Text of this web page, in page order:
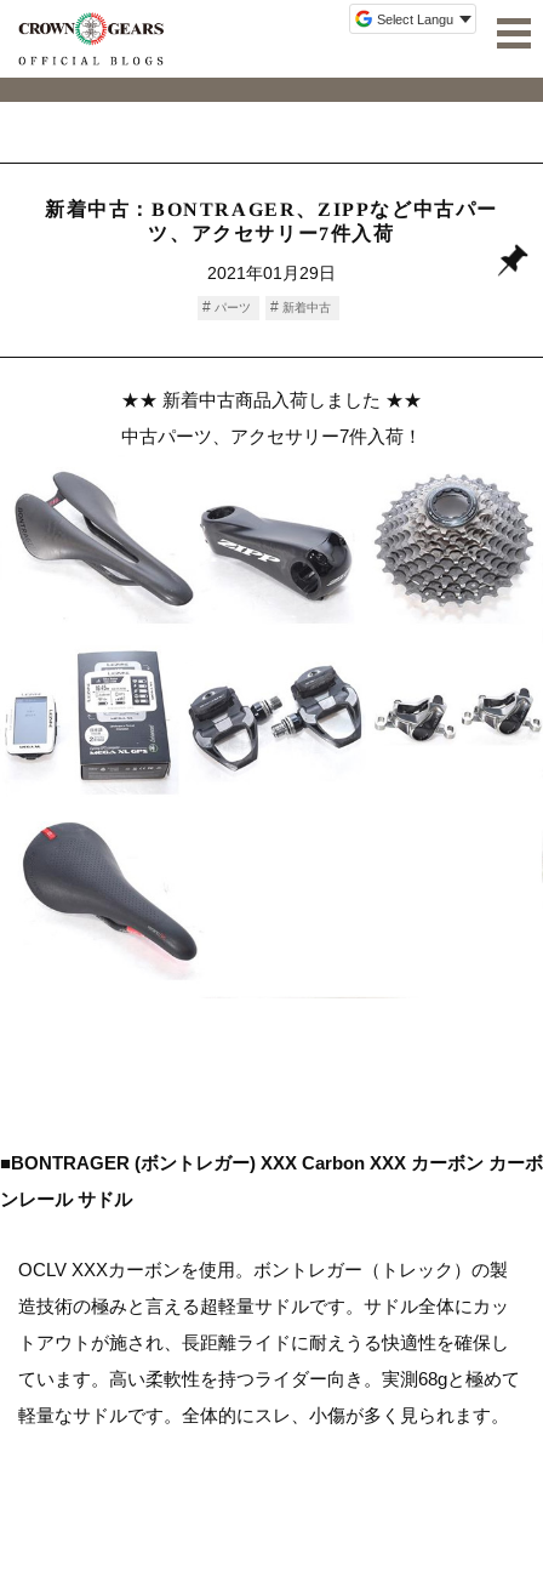
新着中古：BONTRAGER、ZIPPなど中古パー
ツ、アクセサリー7件入荷
2021年01月29日
パーツ 新着中古
★★ 新着中古商品入荷しました ★★
中古パーツ、アクセサリー7件入荷！
■BONTRAGER (ボントレガー) XXX Carbon XXX カーボン カーボ
ンレール サドル
OCLV XXXカーボンを使用。ボントレガー（トレック）の製
造技術の極みと言える超軽量サドルです。サドル全体にカッ
トアウトが施され、長距離ライドに耐えうる快適性を確保し
ています。高い柔軟性を持つライダー向き。実測68gと極めて
軽量なサドルです。全体的にスレ、小傷が多く見られます。